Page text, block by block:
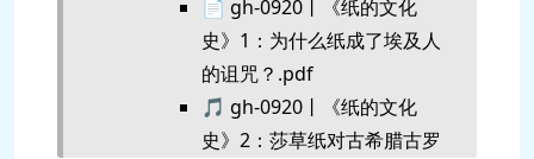
🎵 gh-20.0220丨顾衡书单1丨梵
高为什么这么出名？.mp3
📄 gh-20.0220丨顾衡书单1丨梵
高为什么这么出名？.pdf
🎵 gh-20.0221丨顾衡问答丨为啥
📄 gh-0920丨《纸的文化
史》1：为什么纸成了埃及人
的诅咒？.pdf
🎵 gh-0920丨《纸的文化
史》2：莎草纸对古希腊古罗